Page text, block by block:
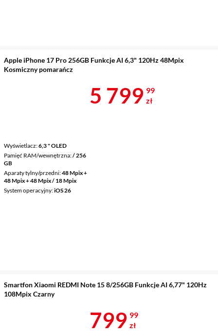
Apple iPhone 17 Pro 256GB Funkcje AI 6,3" 120Hz 48Mpix
Kosmiczny pomarańcz
Wyświetlacz 6,3 " OLED
Pamięć RAM/wewnętrzna / 256
GB
Aparaty tylny/przedni 48 Mpix +
48 Mpix + 48 Mpix / 18 Mpix
System operacyjny iOS 26
Cena 5
5 799 99
zł
Smartfon Xiaomi REDMI Note 15 8/256GB Funkcje AI 6,77" 120Hz
108Mpix Czarny
Cena 799,99
799 99
zł